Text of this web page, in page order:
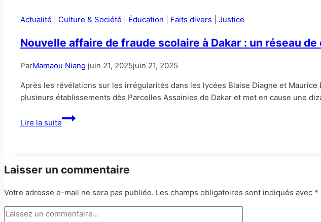
Actualité Culture & Société Éducation Faits divers Justice
Nouvelle affaire de fraude scolaire à Dakar : un réseau
ParMamaou Niang juin 21, 2025juin 21, 2025
Après les révélations sur les irrégularités dans les lycées Blaise Diagne et
plusieurs établissements dès Parcelles Assainies de Dakar et met en cause une
Lire la suite
Laisser un commentaire
Votre adresse e-mail ne sera pas publiée. Les champs obligatoires sont indiqués avec *